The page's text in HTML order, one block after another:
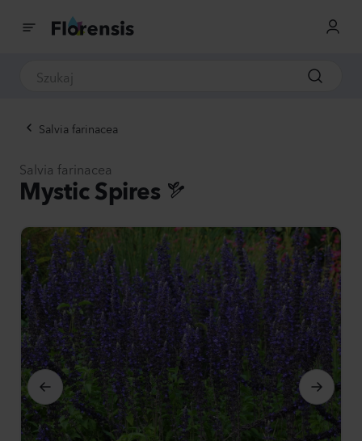
Salvia farinacea
Salvia farinacea
Mystic Spires